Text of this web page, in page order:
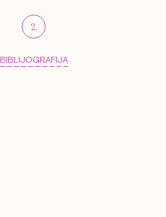
2.
BIBLIJOGRAFIJA